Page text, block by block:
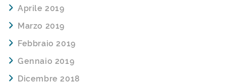
Aprile 2019
Marzo 2019
Febbraio 2019
Gennaio 2019
Dicembre 2018